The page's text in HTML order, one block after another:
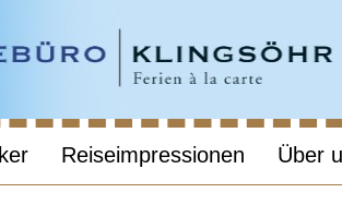
Reiseimpressionen Über